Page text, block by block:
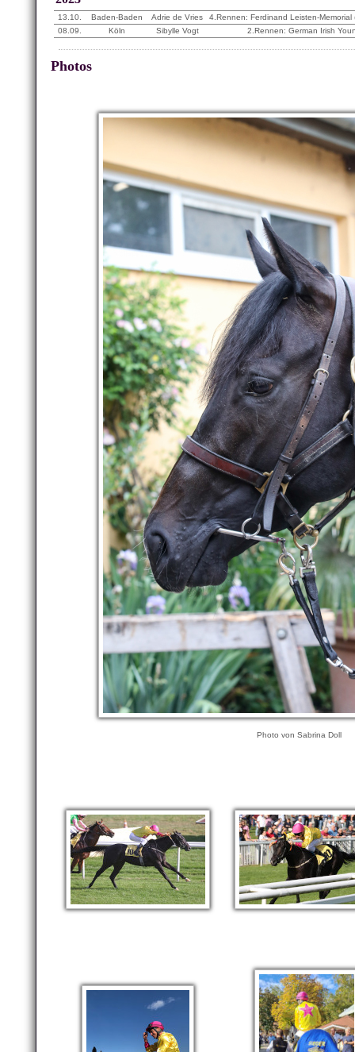
13.10. Baden-Baden Adrie de Vries
4.Rennen: Ferdinand Leisten-Memorial
08.09.
Köln Sibylle Vogt 2.Rennen: German Irish
Photos
Photo von Sabrina Doll